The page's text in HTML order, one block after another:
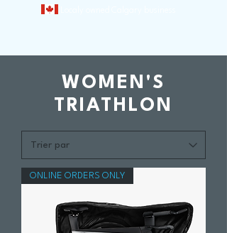
WOMEN'S
TRIATHLON
ONLINE ORDERS ONLY